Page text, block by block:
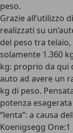
peso.
Grazie all’utilizzo
realizzati su
del peso tra
solamente 1.360
kg: proprio da qui
auto ad avere un
kg di peso.
potenza
“lenta”: a causa
Koenigsegg One:1